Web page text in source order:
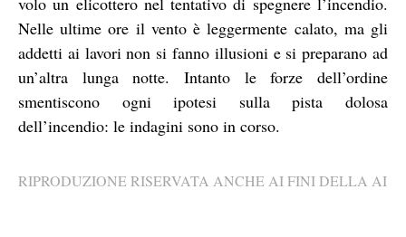
Nelle ultime ore il vento è leggermente calato, ma gli
addetti ai lavori non si fanno illusioni e si preparano ad
un’altra lunga notte. Intanto le forze dell’ordine
smentiscono ogni ipotesi sulla pista dolosa
dell’incendio: le indagini sono in corso.
RIPRODUZIONE RISERVATA ANCHE AI FINI DELLA AI